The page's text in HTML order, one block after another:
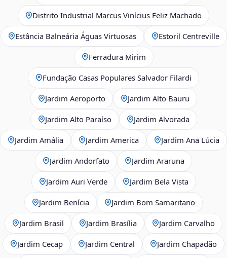
Distrito Industrial Marcus Vinícius Feliz Machado
Estância Balneária Águas Virtuosas Estoril Centreville
Ferradura Mirim
Fundação Casas Populares Salvador Filardi
Jardim Aeroporto Jardim Alto Bauru
Jardim Alto Paraíso Jardim Alvorada
Jardim Amália Jardim America Jardim Ana Lúcia
Jardim Andorfato Jardim Araruna
Jardim Auri Verde Jardim Bela Vista
Jardim Benícia Jardim Bom Samaritano
Jardim Brasil Jardim Brasília Jardim Carvalho
Jardim Cecap Jardim Central Jardim Chapadão